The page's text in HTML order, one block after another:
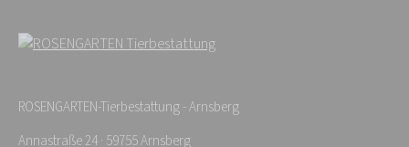
ROSENGARTEN-Tierbestattung - Arnsberg
Annastraße 24 · 59755 Arnsberg